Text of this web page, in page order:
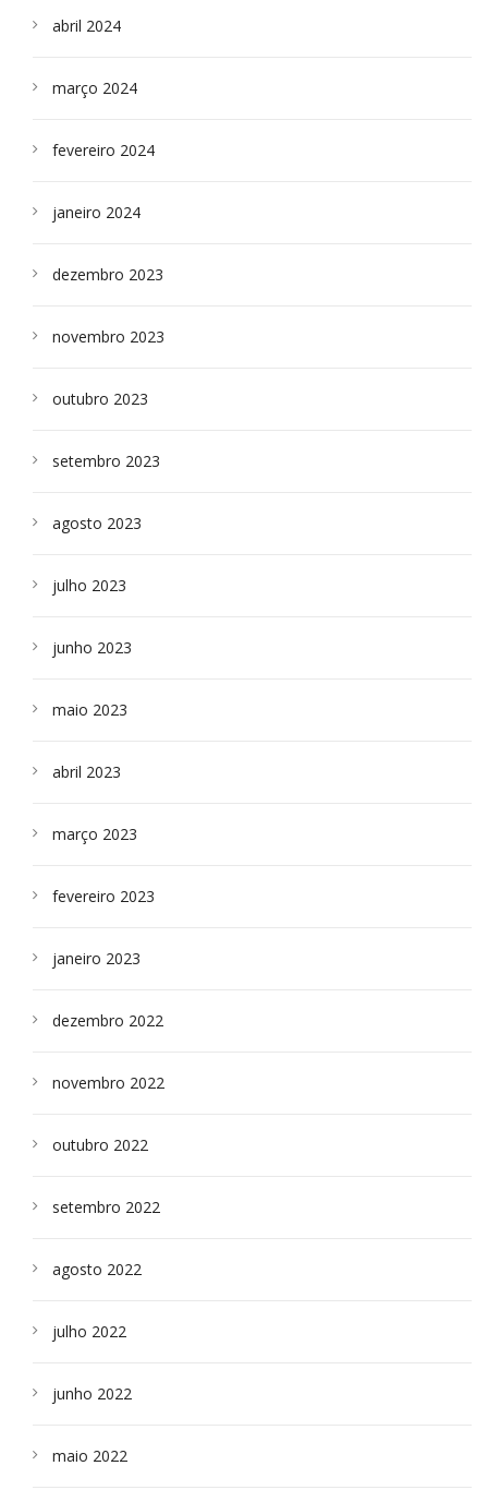
abril 2024
março 2024
fevereiro 2024
janeiro 2024
dezembro 2023
novembro 2023
outubro 2023
setembro 2023
agosto 2023
julho 2023
junho 2023
maio 2023
abril 2023
março 2023
fevereiro 2023
janeiro 2023
dezembro 2022
novembro 2022
outubro 2022
setembro 2022
agosto 2022
julho 2022
junho 2022
maio 2022